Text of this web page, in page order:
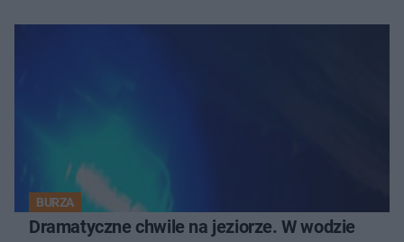
BURZA
Dramatyczne chwile na jeziorze. W wodzie